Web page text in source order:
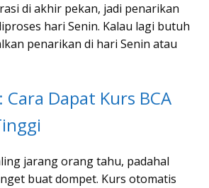
di akhir pekan, jadi penarikan
hari Senin. Kalau lagi butuh
penarikan di hari Senin atau
Cara Dapat Kurs BCA
jarang orang tahu, padahal
buat dompet. Kurs otomatis